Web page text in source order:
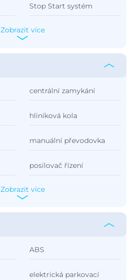
Stop Start systém
Zobrazit více
centrální zamykání
hliníková kola
manuální převodovka
posilovač řízení
Zobrazit více
ABS
elektrická parkovací